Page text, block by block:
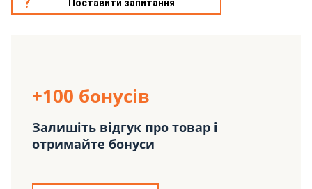
Поставити запитання
+100 бонусів
Залишіть відгук про товар і
отримайте бонуси